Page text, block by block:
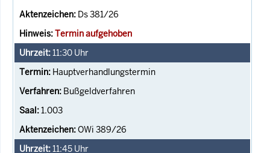
Ds 381/26
Termin aufgehoben
11:30 Uhr
Hauptverhandlungstermin
Bußgeldverfahren
1.003
OWi 389/26
11:45 Uhr